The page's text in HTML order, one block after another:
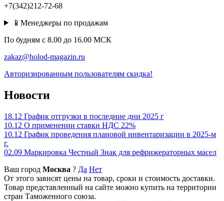
+7(342)212-72-68
📱Менеджеры по продажам
По будням c 8.00 до 16.00 МСК
zakaz@holod-magazin.ru
Авторизированным пользователям скидка!
Новости
18.12 График отгрузки в последние дни 2025 г
10.12 О применении ставки НДС 22%
10.12 График проведения плановой инвентаризации в 2025-м
г.
02.09 Маркировка Честный Знак для рефрижераторных масел
Ваш город Москва ? Да Нет
От этого зависят цены на товар, сроки и стоимость доставки.
Товар представленный на сайте можно купить на территории
стран Таможенного союза.